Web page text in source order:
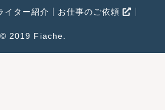
イター紹介 お仕事のご依頼
© 2019 Fiache.